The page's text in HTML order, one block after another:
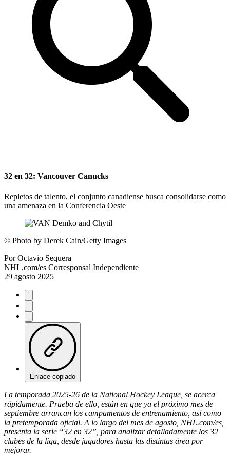
32 en 32: Vancouver Canucks
Repletos de talento, el conjunto canadiense busca consolidarse como
una amenaza en la Conferencia Oeste
© Photo by Derek Cain/Getty Images
Por Octavio Sequera
NHL.com/es Corresponsal Independiente
29 agosto 2025
Enlace copiado
La temporada 2025-26 de la National Hockey League, se acerca
rápidamente. Prueba de ello, están en que ya el próximo mes de
septiembre arrancan los campamentos de entrenamiento, así como
la pretemporada oficial. A lo largo del mes de agosto, NHL.com/es,
presenta la serie “32 en 32”, para analizar detalladamente los 32
clubes de la liga, desde jugadores hasta las distintas área por
mejorar.